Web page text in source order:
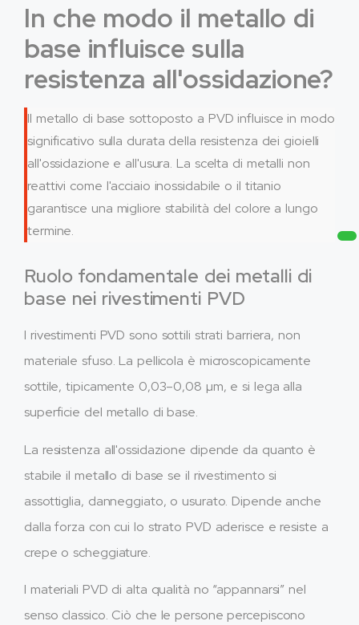
In che modo il metallo di
base influisce sulla
resistenza all'ossidazione?
Il metallo di base sottoposto a PVD influisce in modo
significativo sulla durata della resistenza dei gioielli
all'ossidazione e all'usura. La scelta di metalli non
reattivi come l'acciaio inossidabile o il titanio
garantisce una migliore stabilità del colore a lungo
termine.
Ruolo fondamentale dei metalli di
base nei rivestimenti PVD
I rivestimenti PVD sono sottili strati barriera, non
materiale sfuso. La pellicola è microscopicamente
sottile, tipicamente 0,03–0,08 µm, e si lega alla
superficie del metallo di base.
La resistenza all'ossidazione dipende da quanto è
stabile il metallo di base se il rivestimento si
assottiglia, danneggiato, o usurato. Dipende anche
dalla forza con cui lo strato PVD aderisce e resiste a
crepe o scheggiature.
I materiali PVD di alta qualità no “appannarsi” nel
senso classico. Ciò che le persone percepiscono